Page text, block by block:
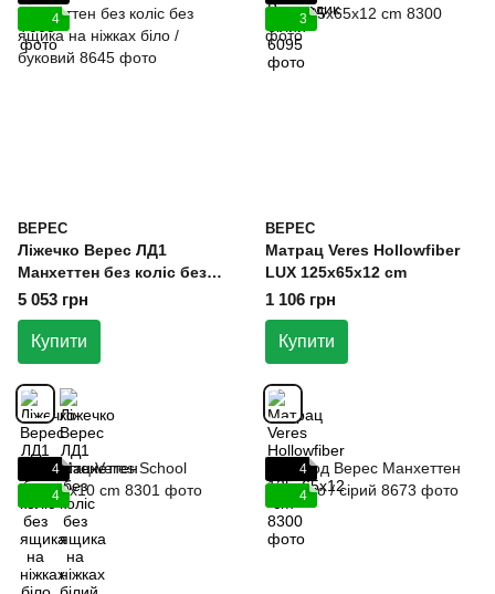
4
ВЕРЕС
Ліжечко Верес ЛД1
Манхеттен без коліс без
ящика на ніжках біло /
буковий
5 053 грн
Купити
3
ВЕРЕС
Матрац Veres Hollowfiber
LUX 125x65x12 cm
1 106 грн
Купити
4
4
4
4